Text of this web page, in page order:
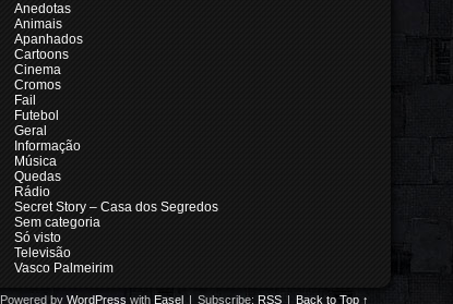
Anedotas
Animais
Apanhados
Cartoons
Cinema
Cromos
Fail
Futebol
Geral
Informação
Música
Quedas
Rádio
Secret Story – Casa dos Segredos
Sem categoria
Só visto
Televisão
Vasco Palmeirim
Powered by WordPress with Easel | Subscribe: RSS | Back to Top ↑